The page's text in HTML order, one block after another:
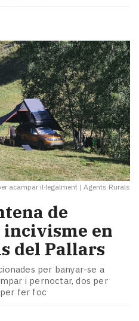
acampar il·legalment | Agents Rurals
de
incivisme en
del Pallars
per banyar-se a
i pernoctar, dos per
fer foc